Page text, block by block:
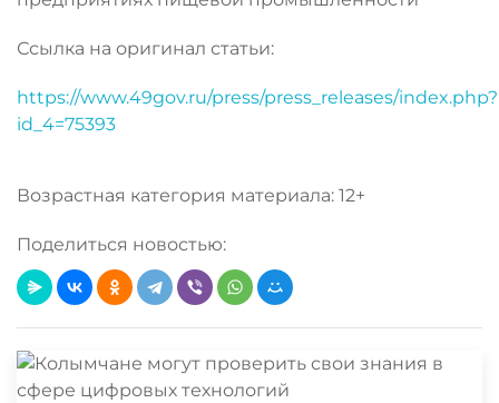
Ссылка на оригинал статьи:
https://www.49gov.ru/press/press_releases/index.php?
id_4=75393
Возрастная категория материала: 12+
Поделиться новостью: